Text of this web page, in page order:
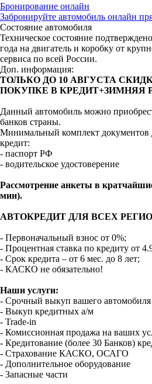
Бронирование онлайн
Забронируйте автомобиль онлайн
Состояние автомобиля
Техническое состояние
года на двигатель и коробку от
сервиса по всей России.
Доп. информация:
ТОЛЬКО ДО 10 АВГУСТА
ПОКУПКЕ В КРЕДИТ+ЗИМНЯЯ
Данный автомобиль можно
банков страны.
Минимальный комплект документов
кредит:
- паспорт РФ
- водительское удостоверение
Рассмотрение анкеты в
мин).
АВТОКРЕДИТ ДЛЯ ВСЕХ
- Первоначальный взнос от 0%;
- Процентная ставка по кредиту от
- Срок кредита – от 6 мес. до 8 лет;
- КАСКО не обязательно!
Наши услуги:
- Срочный выкуп вашего автомобиля
- Выкуп кредитных а/м
- Trade-in
- Комиссионная продажа на ваших
- Кредитование (более 30 Банков)
- Страхование КАСКО, ОСАГО
- Дополнительное оборудование
- Запасные части